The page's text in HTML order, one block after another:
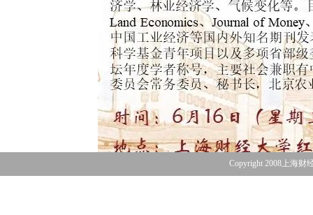
Copyright 2008上海财